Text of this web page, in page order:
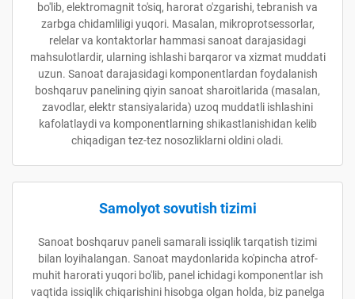
bo'lib, elektromagnit to'siq, harorat o'zgarishi, tebranish va
zarbga chidamliligi yuqori. Masalan, mikroprotsessorlar,
relelar va kontaktorlar hammasi sanoat darajasidagi
mahsulotlardir, ularning ishlashi barqaror va xizmat muddati
uzun. Sanoat darajasidagi komponentlardan foydalanish
boshqaruv panelining qiyin sanoat sharoitlarida (masalan,
zavodlar, elektr stansiyalarida) uzoq muddatli ishlashini
kafolatlaydi va komponentlarning shikastlanishidan kelib
chiqadigan tez-tez nosozliklarni oldini oladi.
Samolyot sovutish tizimi
Sanoat boshqaruv paneli samarali issiqlik tarqatish tizimi
bilan loyihalangan. Sanoat maydonlarida ko'pincha atrof-
muhit harorati yuqori bo'lib, panel ichidagi komponentlar ish
vaqtida issiqlik chiqarishini hisobga olgan holda, biz panelga